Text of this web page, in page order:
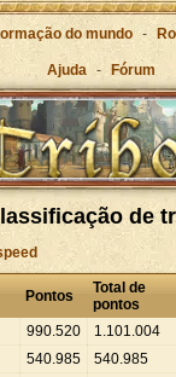
do mundo -
Ajuda - Fórum
de
Pontos
Total de
pontos
990.520 1.101.004
540.985 540.985